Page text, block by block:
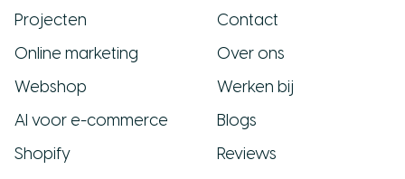
Projecten
Online marketing
Webshop
AI voor e-commerce
Shopify
Contact
Over ons
Werken bij
Blogs
Reviews